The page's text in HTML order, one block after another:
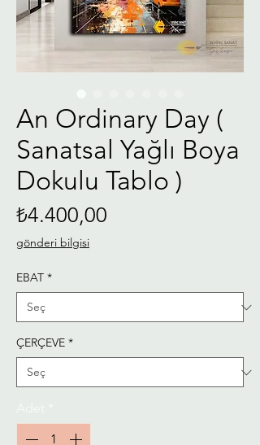
An Ordinary Day (
Sanatsal Yağlı Boya
Dokulu Tablo )
₺4.400,00
gönderi bilgisi
EBAT *
ÇERÇEVE *